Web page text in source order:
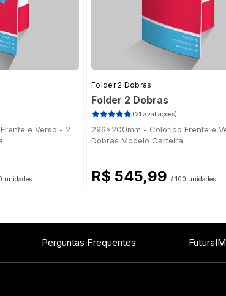
e Verso - 2
unidades
Folder 2 Dobras
Folder 2 Dobras
(21 avaliações)
296x200mm - Colorido Frente e
Dobras Modelo Carteira
R$ 545,99 / 100 unidades
Perguntas Frequentes